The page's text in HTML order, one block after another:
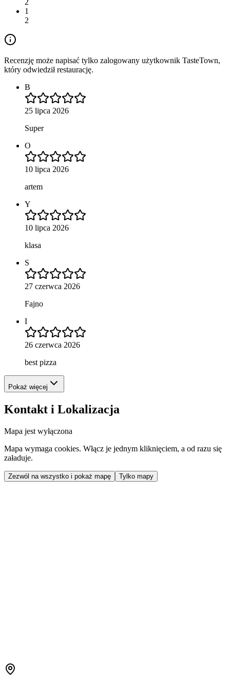
2
1
2
Recenzję może napisać tylko zalogowany użytkownik TasteTown,
który odwiedził restaurację.
B
25 lipca 2026
Super
O
10 lipca 2026
artem
Y
10 lipca 2026
klasa
S
27 czerwca 2026
Fajno
I
26 czerwca 2026
best pizza
Pokaż więcej
Kontakt i Lokalizacja
Mapa jest wyłączona
Mapa wymaga cookies. Włącz je jednym kliknięciem, a od razu się
załaduje.
Zezwól na wszystko i pokaż mapę Tylko mapy